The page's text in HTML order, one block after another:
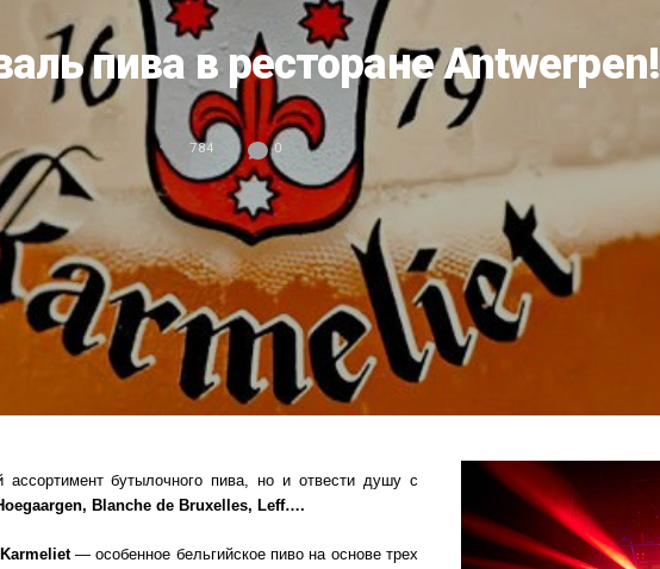
пива в ресторане Antwerpen!
784 0
бутылочного пива, но и отвести душу с
Blanche de Bruxelles, Leff….
— особенное бельгийское пиво на основе трех